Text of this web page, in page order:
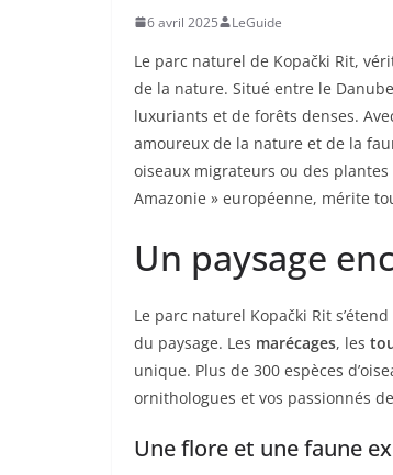
6 avril 2025 LeGuide
Le parc naturel de Kopački Rit,
de la nature. Situé entre le
luxuriants et de forêts denses.
amoureux de la nature et de la
oiseaux migrateurs ou des
Amazonie » européenne, mérite
Un paysage
Le parc naturel Kopački Rit
du paysage. Les marécages, les
unique. Plus de 300 espèces
ornithologues et vos passionnés
Une flore et une faune